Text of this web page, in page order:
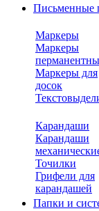
Письменные
Маркеры
Маркеры
Маркеры для
досок
Карандаши
Карандаши
Точилки
Грифели для
карандашей
Папки и